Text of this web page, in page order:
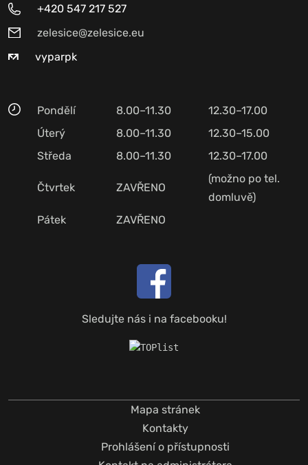
+420 547 217 527
zelesice@zelesice.eu
vyparpk
Pondělí 8.00–11.30
12.30–17.00
Úterý
8.00–11.30
12.30–15.00
Středa
8.00–11.30 12.30–17.00
Čtvrtek ZAVŘENO
(možno po tel.
domluvě)
Pátek
ZAVŘENO
Sledujte nás i na facebooku!
Mapa stránek
Kontakty
Prohlášení o přístupnosti